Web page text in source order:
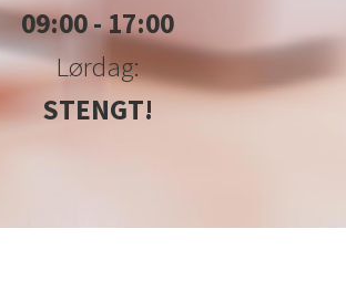
09:00 - 17:00
Lørdag:
STENGT!